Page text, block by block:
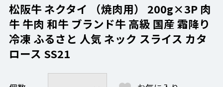
松阪牛 ネクタイ （焼肉用） 200g×3P 肉
牛 牛肉 和牛 ブランド牛 高級 国産 霜降り
冷凍 ふるさと 人気 ネック スライス カタ
ロース SS21